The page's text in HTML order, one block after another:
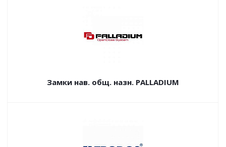
Замки нав. общ. назн. PALLADIUM